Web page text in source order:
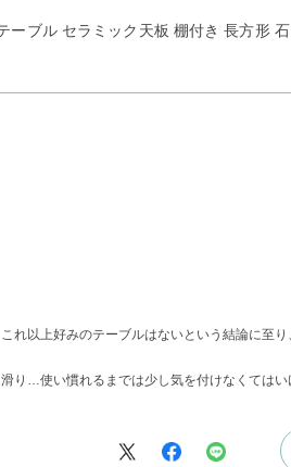
ーブル セラミック天板 棚付き 長方形
以上好みのテーブルはないという結論に至
り…使い慣れるまでは少し気を付けなくては